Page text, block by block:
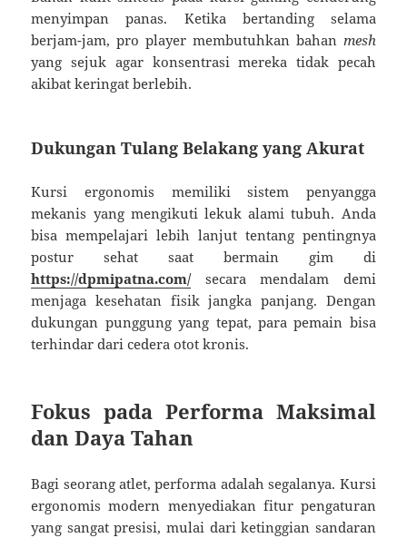
menyimpan panas. Ketika bertanding selama
berjam-jam, pro player membutuhkan bahan mesh
yang sejuk agar konsentrasi mereka tidak pecah
akibat keringat berlebih.
Dukungan Tulang Belakang yang Akurat
Kursi ergonomis memiliki sistem penyangga
mekanis yang mengikuti lekuk alami tubuh. Anda
bisa mempelajari lebih lanjut tentang pentingnya
postur sehat saat bermain gim di
https://dpmipatna.com/
secara mendalam demi
menjaga kesehatan fisik jangka panjang. Dengan
dukungan punggung yang tepat, para pemain bisa
terhindar dari cedera otot kronis.
Fokus pada Performa Maksimal
dan Daya Tahan
Bagi seorang atlet, performa adalah segalanya. Kursi
ergonomis modern menyediakan fitur pengaturan
yang sangat presisi, mulai dari ketinggian sandaran